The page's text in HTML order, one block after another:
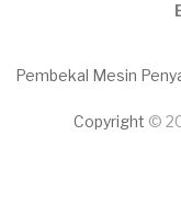
Pembekal Mesin
Copyright ©